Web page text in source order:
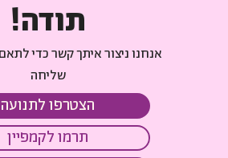
תודה!
אנחנו ניצור איתך קשר כדי
שליחה
הצטרפו לתנועה
תרמו לקמפיין